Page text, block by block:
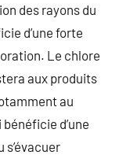
des rayons du
d’une forte
Le chlore
aux produits
au
d’une
s’évacuer